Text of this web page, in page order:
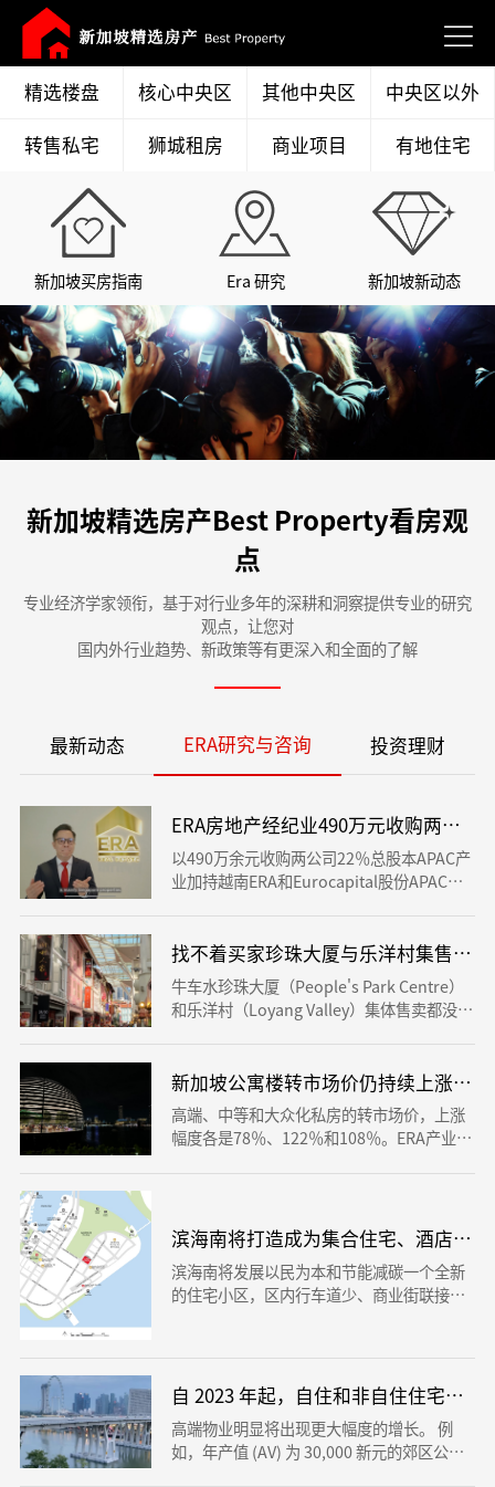
精选楼盘 核心中央区 其他中央区
中央区以外
转售私宅
狮城租房 商业项目 有地住宅
新加坡买房指南 Era 研究 新加坡新动态
新加坡精选房产Best Property看房观
点
专业经济学家领衔，基于对行业多年的深耕和洞察提供专业的研究
观点，让您对
国内外行业趋势、新政策等有更深入和全面的了解
最新动态 ERA研究与咨询 投资理财
ERA房地产经纪业490万元收购两公司
以490万余元收购两公司22％总股本APAC产
业加持越南ERA和Eurocapital股份APAC产
适用越南ERA下一个时期的增长。
找不着买家珍珠大厦与乐洋村集售失败
牛车水珍珠大厦（People's Park Centre）
和乐洋村（Loyang Valley）集体售卖都没成
少八成业主适用，于今年7月6日发布销售市
场招标会。
新加坡公寓楼转市场价仍持续上涨连
高端、中等和大众化私房的转市场价，上涨
幅度各是78％、122％和108％。ERA产业研
明年2月和3月提升，一部分主要原因是销售
市场应对库存积压要求，及其农历新年后可
能有新私房新项目发布，产生规模效应。
滨海南将打造成为集合住宅、酒店餐
滨海南将发展以民为本和节能减碳一个全新
的住宅小区，区内行车道少、商业街联接各
融为一体。市建局要在2013年的高速发展总
宏伟蓝图议案中，制订滨海南的发展规划。
自 2023 年起，自住和非自住住宅物业
高端物业明显将出现更大幅度的增长。 例
如，年产值 (AV) 为 30,000 新元的郊区公寓